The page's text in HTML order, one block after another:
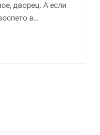
дворец. А если
в…